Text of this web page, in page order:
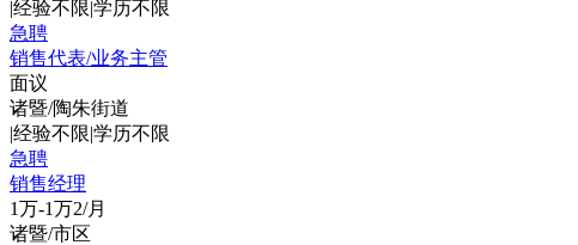
|经验不限|学历不限
急聘
销售代表/业务主管
面议
诸暨/陶朱街道
|经验不限|学历不限
急聘
销售经理
1万-1万2/月
诸暨/市区